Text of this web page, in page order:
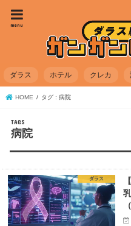
menu
ダラス ホテル クレカ
HOME タグ : 病院
病院
ダラス